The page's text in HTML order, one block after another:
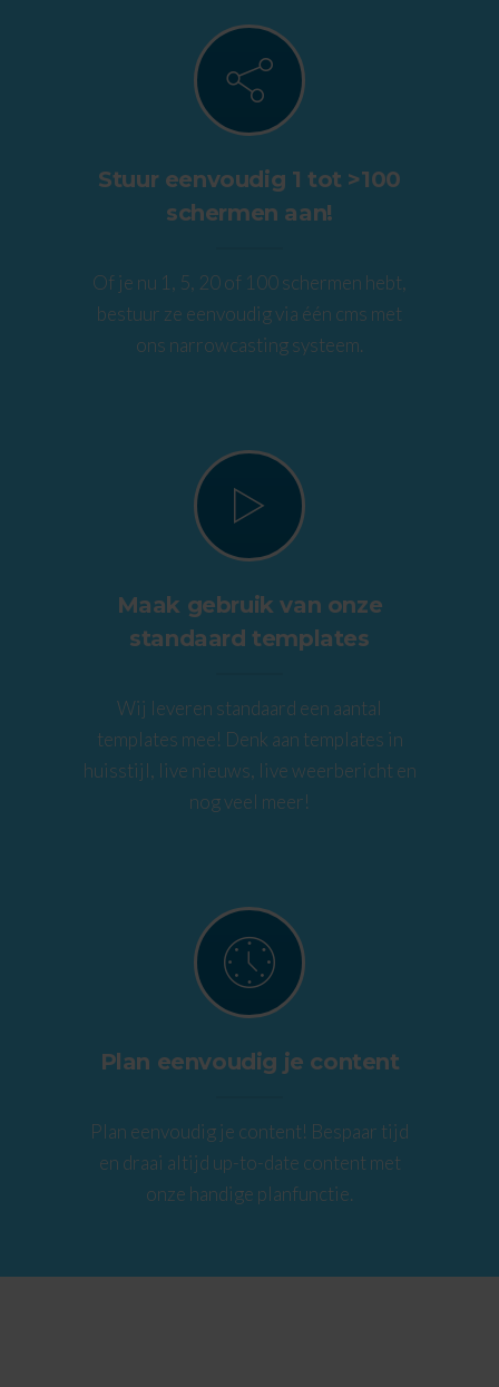
Stuur eenvoudig 1 tot >100
schermen aan!
Of je nu 1, 5, 20 of 100 schermen hebt,
bestuur ze eenvoudig via één cms met
ons narrowcasting systeem.
Maak gebruik van onze
standaard templates
Wij leveren standaard een aantal
templates mee! Denk aan templates in
huisstijl, live nieuws, live weerbericht en
nog veel meer!
Plan eenvoudig je content
Plan eenvoudig je content! Bespaar tijd
en draai altijd up-to-date content met
onze handige planfunctie.